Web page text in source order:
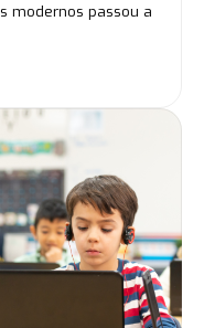
modernos passou a